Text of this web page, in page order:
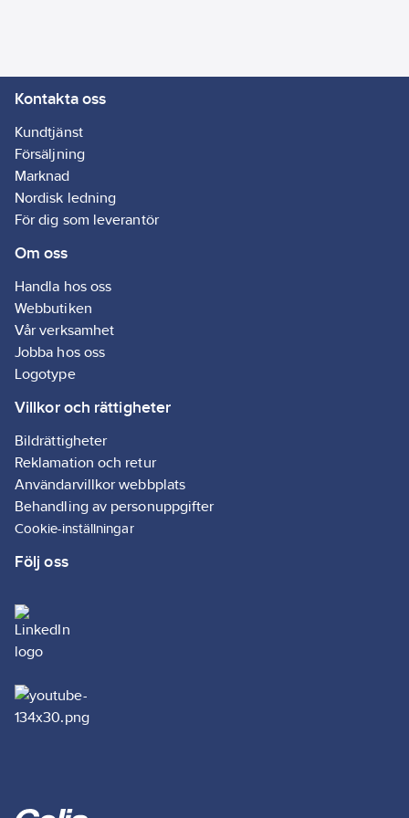
Kontakta oss
Kundtjänst
Försäljning
Marknad
Nordisk ledning
För dig som leverantör
Om oss
Handla hos oss
Webbutiken
Vår verksamhet
Jobba hos oss
Logotype
Villkor och rättigheter
Bildrättigheter
Reklamation och retur
Användarvillkor webbplats
Behandling av personuppgifter
Cookie-inställningar
Följ oss